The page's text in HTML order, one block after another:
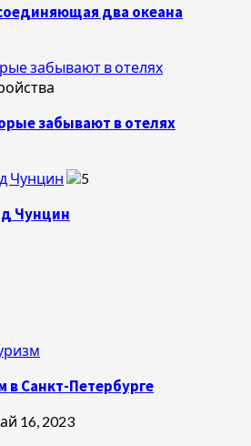
два океана
забывают в отелях
забывают в отелях
Чунцин
Чунцин
Санкт-Петербурге
16, 2023